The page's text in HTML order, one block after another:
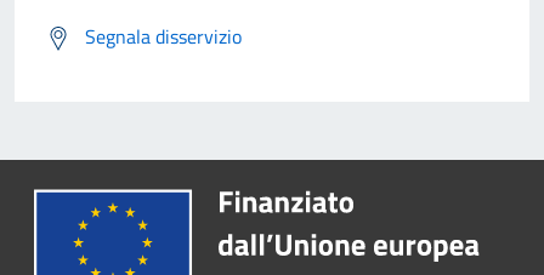
Segnala disservizio